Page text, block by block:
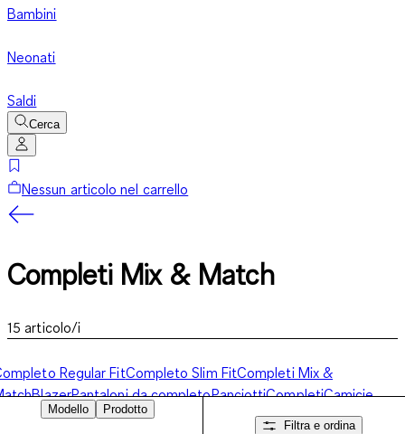
Bambini
Neonati
Saldi
Cerca
Nessun articolo nel carrello
Completi Mix & Match
15 articolo/i
Regular FitCompleto Slim FitCompleti Mix &
BlazerPantaloni da completoPanciottiCompletiCamicie
Modello
Prodotto
Filtra e ordina